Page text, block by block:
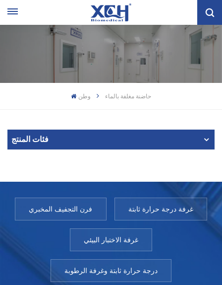
وطن حاضنة مغلفة بالماء
فئات المنتج
فرن التجفيف المخبري غرفة درجة حرارة ثابتة
غرفة الاختبار البيئي
درجة حرارة ثابتة وغرفة الرطوبة